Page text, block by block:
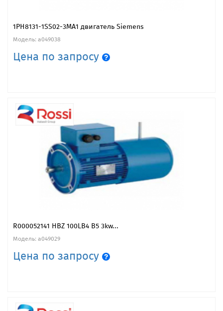
1PH8131-1SS02-3MA1 двигатель Siemens
Модель: a049038
Цена по запросу
R000052141 HBZ 100LB4 B5 3kw...
Модель: a049029
Цена по запросу